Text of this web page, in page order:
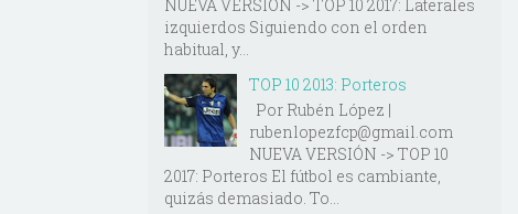
NUEVA VERSIÓN -> TOP 10 2017: Laterales
izquierdos Siguiendo con el orden
habitual, y...
TOP 10 2013: Porteros
Por Rubén López |
rubenlopezfcp@gmail.com
NUEVA VERSIÓN -> TOP 10
2017: Porteros El fútbol es cambiante,
quizás demasiado. To...